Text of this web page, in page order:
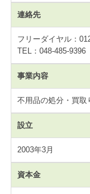
連絡先
フリーダイヤル：
TEL：048-485-9396
事業内容
不用品の処分・買取
設立
2003年3月
資本金